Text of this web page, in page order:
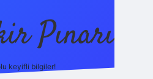
Pınarı
keyifli bilgiler!